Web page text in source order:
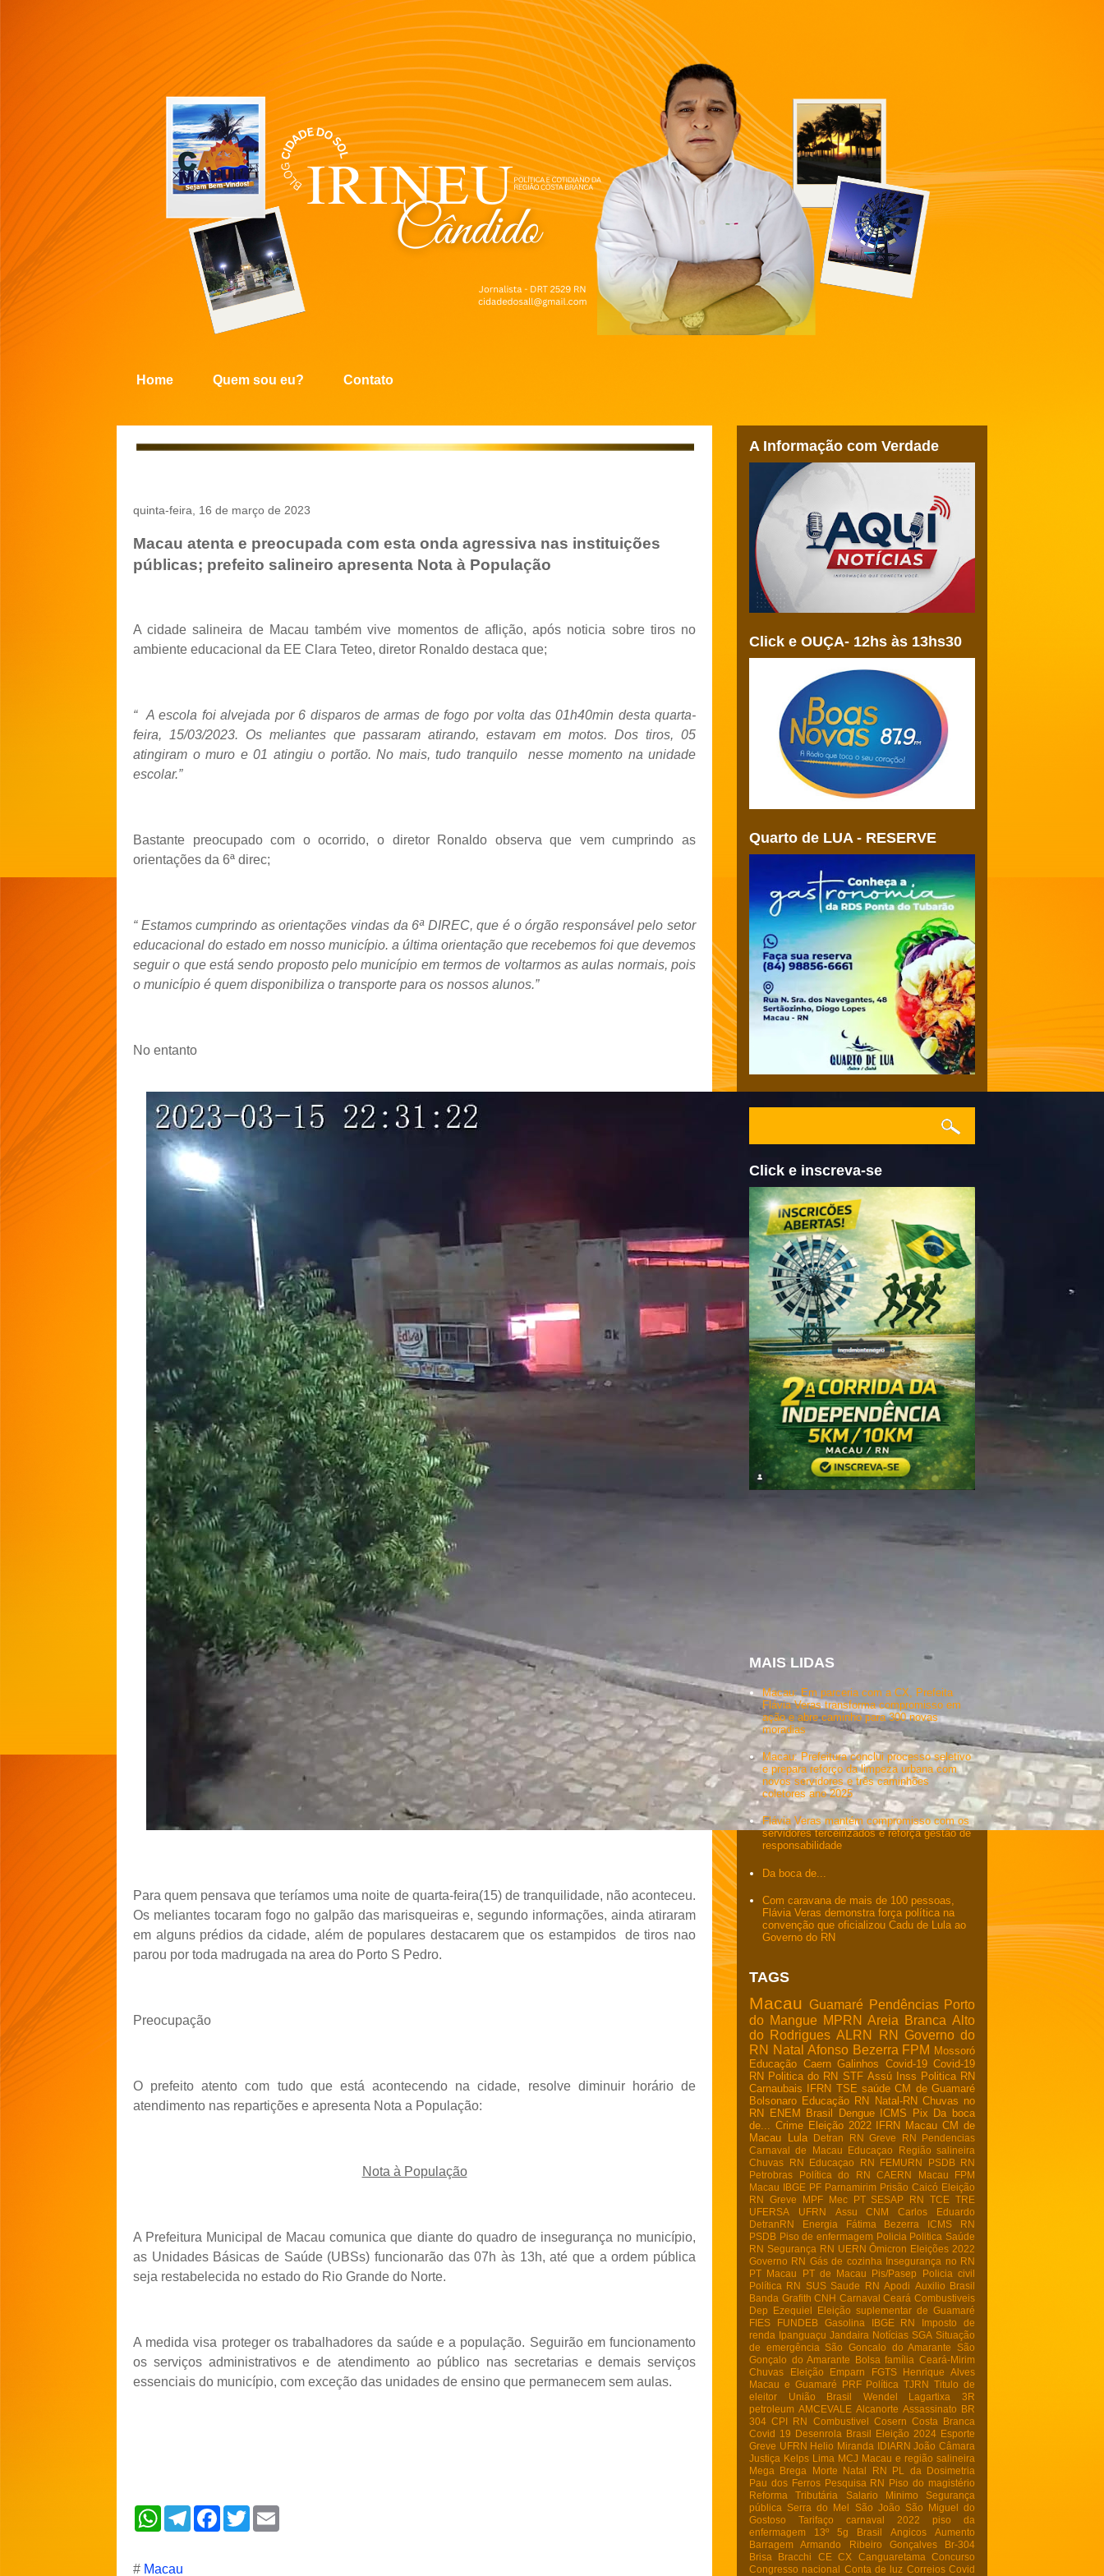
Home Quem sou eu? Contato
quinta-feira, 16 de março de 2023
Macau atenta e preocupada com esta onda agressiva nas instituições
públicas; prefeito salineiro apresenta Nota à População
A cidade salineira de Macau também vive momentos de aflição, após noticia sobre tiros no
ambiente educacional da EE Clara Teteo, diretor Ronaldo destaca que;
“ A escola foi alvejada por 6 disparos de armas de fogo por volta das 01h40min desta quarta-
feira, 15/03/2023. Os meliantes que passaram atirando, estavam em motos. Dos tiros, 05
atingiram o muro e 01 atingiu o portão. No mais, tudo tranquilo nesse momento na unidade
escolar.”
Bastante preocupado com o ocorrido, o diretor Ronaldo observa que vem cumprindo as
orientações da 6ª direc;
“ Estamos cumprindo as orientações vindas da 6ª DIREC, que é o órgão responsável pelo setor
educacional do estado em nosso município. a última orientação que recebemos foi que devemos
seguir o que está sendo proposto pelo município em termos de voltarmos as aulas normais, pois
o município é quem disponibiliza o transporte para os nossos alunos.”
No entanto
Para quem pensava que teríamos uma noite de quarta-feira(15) de tranquilidade, não aconteceu.
Os meliantes tocaram fogo no galpão das marisqueiras e, segundo informações, ainda atiraram
em alguns prédios da cidade, além de populares destacarem que os estampidos de tiros nao
parou por toda madrugada na area do Porto S Pedro.
Preocupação
O prefeito atento com tudo que está acontecendo na cidade, resolve diminuir horário de
atendimento nas repartições e apresenta Nota a População:
Nota à População
A Prefeitura Municipal de Macau comunica que diante do quadro de insegurança no município,
as Unidades Básicas de Saúde (UBSs) funcionarão das 07h às 13h, até que a ordem pública
seja restabelecida no estado do Rio Grande do Norte.
A medida visa proteger os trabalhadores da saúde e a população. Seguirão em funcionamento
os serviços administrativos e de atendimento ao público nas secretarias e demais serviços
essenciais do município, com exceção das unidades de ensino que permanecem sem aulas.
W
s
T
e
F
a
T
w
# Macau
A Informação com Verdade
Click e OUÇA- 12hs às 13hs30
Quarto de LUA - RESERVE
Click e inscreva-se
MAIS LIDAS
Macau: Em parceria com a CX, Prefeita
Flávia Veras transforma compromisso em
ação e abre caminho para 300 novas
moradias
Macau: Prefeitura conclui processo seletivo
e prepara reforço da limpeza urbana com
novos servidores e três caminhões
coletores ano 2025
Flávia Veras mantém compromisso com os
servidores terceirizados e reforça gestão de
responsabilidade
Da boca de...
Com caravana de mais de 100 pessoas,
Flávia Veras demonstra força política na
convenção que oficializou Cadu de Lula ao
Governo do RN
TAGS
Macau Guamaré Pendências Porto
do Mangue MPRN Areia Branca Alto
do Rodrigues ALRN RN
Governo do
RN Natal Afonso Bezerra FPM Mossoró
Educação Caern Galinhos Covid-19 Covid-19
RN Politica do RN STF Assú Inss Politica RN
Carnaubais
IFRN TSE saúde CM de Guamaré
Bolsonaro Educação RN Natal-RN Chuvas no
RN
ENEM Brasil Dengue ICMS Pix Da boca
de...
Crime Eleição 2022 IFRN Macau CM de
Macau
Lula Detran RN Greve RN
Pendencias
Carnaval de Macau
Educaçao
Região salineira
Chuvas RN
Educaçao RN FEMURN
PSDB RN
Petrobras
Política do RN CAERN Macau
FPM
Macau IBGE PF Parnamirim Prisão Caicó Eleição
RN
Greve MPF Mec PT SESAP RN TCE TRE
UFERSA
UFRN Assu CNM
Carlos Eduardo
DetranRN
Energia Fátima Bezerra
ICMS RN
PSDB Piso de enfermagem Policia Politica Saúde
RN Segurança RN UERN Ômicron Eleições 2022
Governo RN Gás de cozinha Insegurança no RN
PT Macau
PT de Macau Pis/Pasep
Policia civil
Política RN
SUS Saude RN Apodi Auxilio Brasil
Banda Grafith CNH Carnaval Ceará Combustiveis
Dep Ezequiel
Eleição suplementar de Guamaré
FIES
FUNDEB Gasolina IBGE RN
Imposto de
renda Ipanguaçu Jandaira Notícias SGA Situação
de emergência
São Goncalo do Amarante
São
Gonçalo do Amarante
Bolsa família Ceará-Mirim
Chuvas
Eleição Emparn FGTS
Henrique Alves
Macau e Guamaré
PRF Política TJRN Titulo de
eleitor
União Brasil Wendel Lagartixa
3R
petroleum AMCEVALE Alcanorte Assassinato BR
304 CPI RN Combustivel Cosern Costa Branca
Covid 19 Desenrola Brasil Eleição 2024 Esporte
Greve UFRN Helio Miranda IDIARN João Câmara
Justiça Kelps Lima MCJ Macau e região salineira
Mega Brega
Morte Natal RN
PL da Dosimetria
Pau dos Ferros Pesquisa RN Piso do magistério
Reforma Tributária
Salario Minimo
Segurança
pública
Serra do Mel São João
São Miguel do
Gostoso
Tarifaço carnaval 2022
piso da
enfermagem
13º 5g Brasil Angicos
Aumento
Barragem Armando Ribeiro Gonçalves
Br-304
Brisa Bracchi
CE CX Canguaretama
Concurso
Congresso nacional Conta de luz Correios Covid